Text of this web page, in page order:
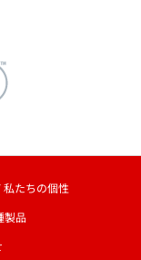
たちの個性
製品